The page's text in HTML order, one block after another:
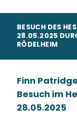
BESUCH DES
28.05.2025
RÖDELHEIM
Finn
Besuch im
28.05.2025